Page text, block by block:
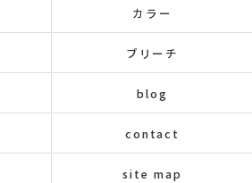
カラー
ブリーチ
blog
contact
site map